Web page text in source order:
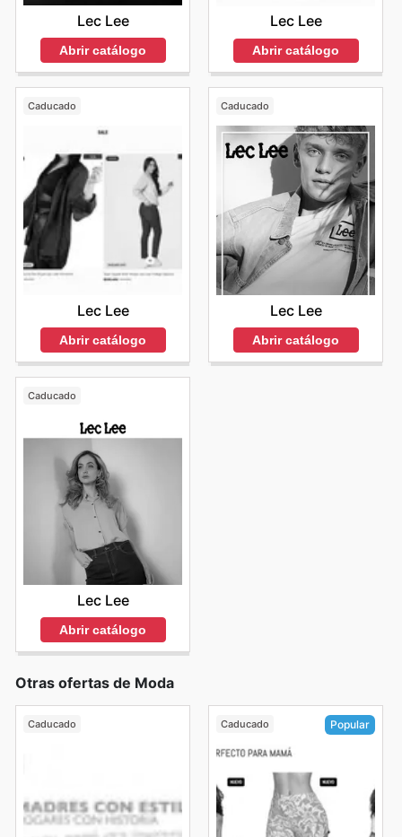
Lec Lee
Abrir catálogo
Lec Lee
Abrir catálogo
Caducado
Lec Lee
Abrir catálogo
Caducado
Lec Lee
Abrir catálogo
Caducado
Lec Lee
Abrir catálogo
Otras ofertas de Moda
Caducado Caducado Popular